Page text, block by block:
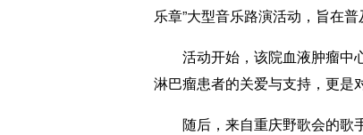
乐章”大型音乐路演活动，旨在
活动开始，该院血液肿瘤中
淋巴瘤患者的关爱与支持，更是
随后，来自重庆野歌会的歌手